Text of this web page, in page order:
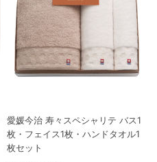
愛媛今治 寿々スペシャリテ バス1
枚・フェイス1枚・ハンドタオル1
枚セット